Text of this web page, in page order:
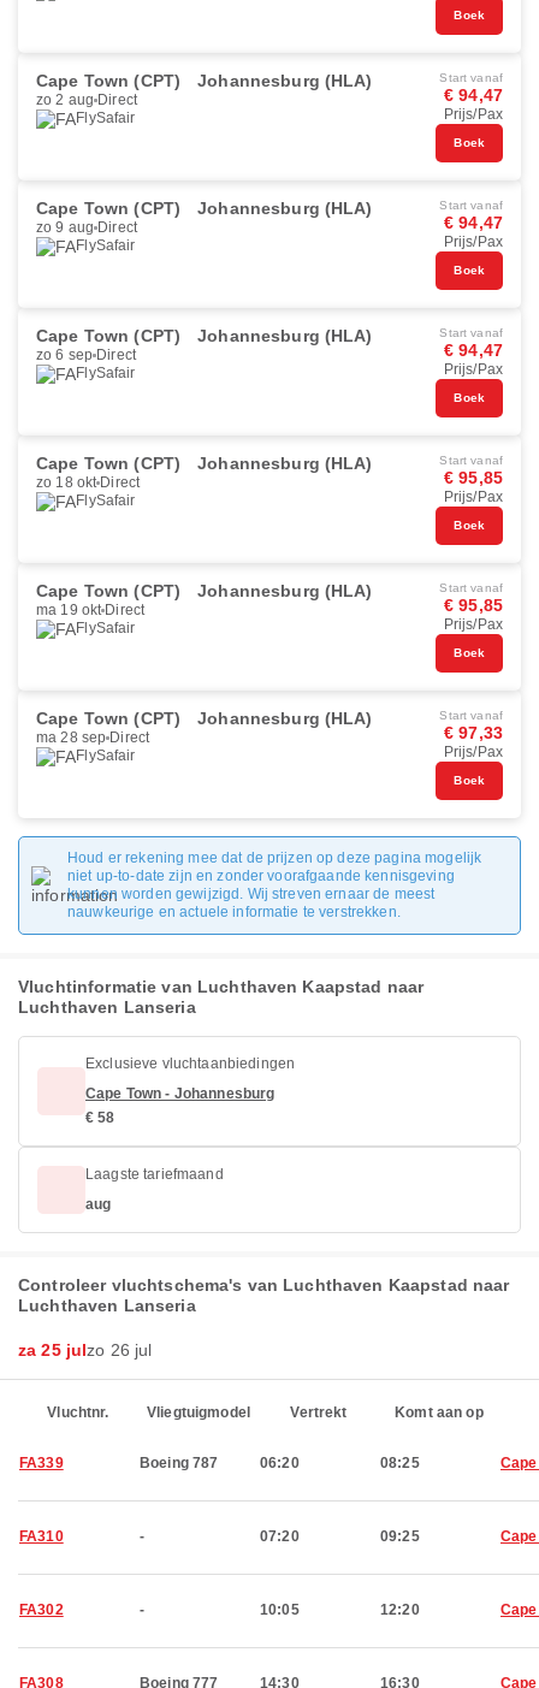
Boek
Cape Town (CPT) Johannesburg (HLA)
zo 2 aug Direct
FlySafair
Start vanaf
€ 94,47
Prijs/Pax
Boek
Cape Town (CPT) Johannesburg (HLA)
zo 9 aug Direct
FlySafair
Start vanaf
€ 94,47
Prijs/Pax
Boek
Cape Town (CPT) Johannesburg (HLA)
zo 6 sep Direct
FlySafair
Start vanaf
€ 94,47
Prijs/Pax
Boek
Cape Town (CPT) Johannesburg (HLA)
zo 18 okt Direct
FlySafair
Start vanaf
€ 95,85
Prijs/Pax
Boek
Cape Town (CPT) Johannesburg (HLA)
ma 19 okt Direct
FlySafair
Start vanaf
€ 95,85
Prijs/Pax
Boek
Cape Town (CPT) Johannesburg (HLA)
ma 28 sep Direct
FlySafair
Start vanaf
€ 97,33
Prijs/Pax
Boek
Houd er rekening mee dat de prijzen op deze pagina mogelijk
niet up-to-date zijn en zonder voorafgaande kennisgeving
kunnen worden gewijzigd. Wij streven ernaar de meest
nauwkeurige en actuele informatie te verstrekken.
Vluchtinformatie van Luchthaven Kaapstad naar
Luchthaven Lanseria
Exclusieve vluchtaanbiedingen
Cape Town - Johannesburg
€ 58
Laagste tariefmaand
aug
Controleer vluchtschema's van Luchthaven Kaapstad naar
Luchthaven Lanseria
za 25 julzo 26 jul
Vluchtnr. Vliegtuigmodel Vertrekt Komt aan op
FA339 Boeing 787 06:20 08:25
FA310 - 07:20 09:25
FA302 - 10:05 12:20
FA308 Boeing 777 14:30 16:30